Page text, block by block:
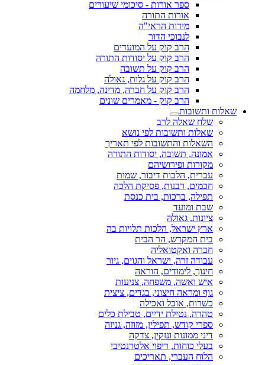
ספר אורות - סיכומי שיעורים
אורות התורה
מידות הראי"ה
לנבוכי הדור
הרב קוק על המועדים
הרב קוק על יסודות התורה
הרב קוק על תשובה
הרב קוק על גלות, גאולה
הרב קוק על חברה, מדינה, מלחמה
הרב קוק - מאמרים שונים
שאלות ותשובות
שלח שאלה לרב
שאלות ותשובות לפי נושא
השאלות והתשובות לפי תאריך
אמונה, תשובה, יסודות התורה
מקורות ופירושיהם
עברית, הלכות דיבור, שמות
חכמים, רבנות, פסיקת הלכה
תפילה, ברכות, בית כנסת
שבת ומועד
ציונות, גאולה
ארץ ישראל, הלכות תלויות בה
בית המקדש, הר הבית
חברה ואקטואליה
עבודה זרה, ישראל והגוים, גיור
חינוך, לימודים, הוראה
איש ואשה, משפחה, צניעות
גוף ומראה חיצוני, בגדים, ציצית
כשרות, אוכל ואכילה
טהרה, נטילת ידיים, טבילת כלים
ספרי קודש, תפילין, מזוזה, גניזה
דיני ממונות ונזקין, צדקה
בעלי כוחות, ריפוי אלטרנטיבי
הלוח העברי, תאריכים